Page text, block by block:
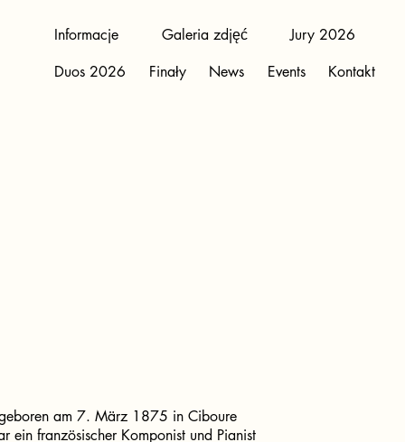
Informacje Galeria zdjęć
Jury 2026
Duos 2026
Finały News Events Kontakt
am 7. März 1875 in Ciboure
ein französischer Komponist und Pianist